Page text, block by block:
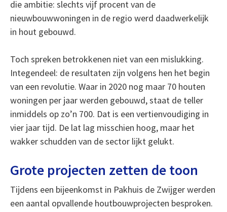
die ambitie: slechts vijf procent van de
nieuwbouwwoningen in de regio werd daadwerkelijk
in hout gebouwd.
Toch spreken betrokkenen niet van een mislukking.
Integendeel: de resultaten zijn volgens hen het begin
van een revolutie. Waar in 2020 nog maar 70 houten
woningen per jaar werden gebouwd, staat de teller
inmiddels op zo’n 700. Dat is een vertienvoudiging in
vier jaar tijd. De lat lag misschien hoog, maar het
wakker schudden van de sector lijkt gelukt.
Grote projecten zetten de toon
Tijdens een bijeenkomst in Pakhuis de Zwijger werden
een aantal opvallende houtbouwprojecten besproken.